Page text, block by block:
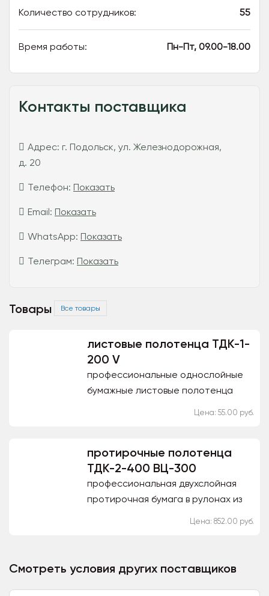
Количество сотрудников: 55
Время работы: Пн-Пт, 09.00-18.00
Контакты поставщика
Адрес: г. Подольск, ул. Железнодорожная,
д. 20
Телефон: Показать
Email: Показать
WhatsApp: Показать
Телеграм: Показать
Товары Все товары
листовые полотенца ТДК-1-
200 V
профессиональные однослойные
бумажные листовые полотенца
Цена: 55.00 руб.
протирочные полотенца
ТДК-2-400 ВЦ-300
профессиональная двухслойная
протирочная бумага в рулонах из
Цена: 852.00 руб.
Смотреть условия других поставщиков